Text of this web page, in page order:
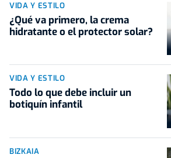
VIDA Y ESTILO
¿Qué va primero, la crema
hidratante o el protector solar?
VIDA Y ESTILO
Todo lo que debe incluir un
botiquín infantil
BIZKAIA